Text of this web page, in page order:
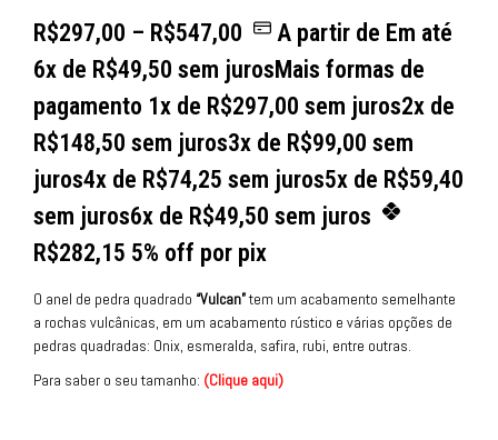
R$297,00 – R$547,00 A partir de Em até
6x de R$49,50 sem jurosMais formas de
pagamento 1x de R$297,00 sem juros2x de
R$148,50 sem juros3x de R$99,00 sem
juros4x de R$74,25 sem juros5x de R$59,40
sem juros6x de R$49,50 sem juros
R$282,15 5% off por pix
O anel de pedra quadrado “Vulcan”tem um acabamento semelhante
a rochas vulcânicas, em um acabamento rústico e várias opções de
pedras quadradas: Onix, esmeralda, safira, rubi, entre outras.
Para saber o seu tamanho: (Clique aqui)